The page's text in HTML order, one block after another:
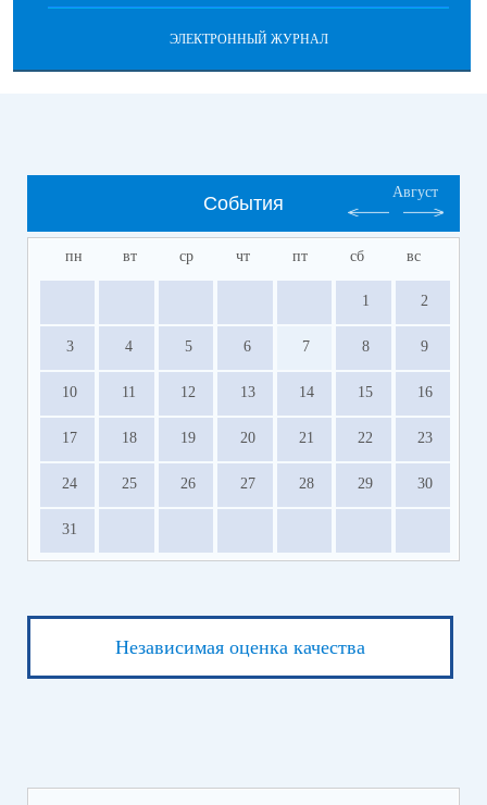
ЭЛЕКТРОННЫЙ ЖУРНАЛ
События
Август
пн вт ср чт пт сб вс
1 2
3 4 5 6 7 8 9
10 11 12 13 14 15 16
17 18 19 20 21 22 23
24 25 26 27 28 29 30
31
Независимая оценка качества